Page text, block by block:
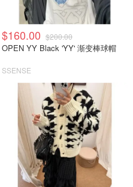
$160.00 $200.00
OPEN YY Black 'YY' 渐变棒球帽
SSENSE